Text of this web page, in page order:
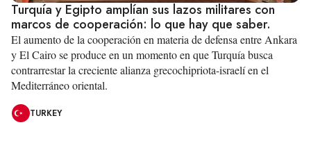
Turquía y Egipto amplían sus lazos militares con
marcos de cooperación: lo que hay que saber.
El aumento de la cooperación en materia de defensa entre Ankara
y El Cairo se produce en un momento en que Turquía busca
contrarrestar la creciente alianza grecochipriota-israelí en el
Mediterráneo oriental.
TURKEY